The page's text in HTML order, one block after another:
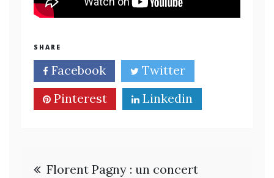
SHARE
Facebook
Twitter
Pinterest
Linkedin
Navigation
Florent Pagny : un concert